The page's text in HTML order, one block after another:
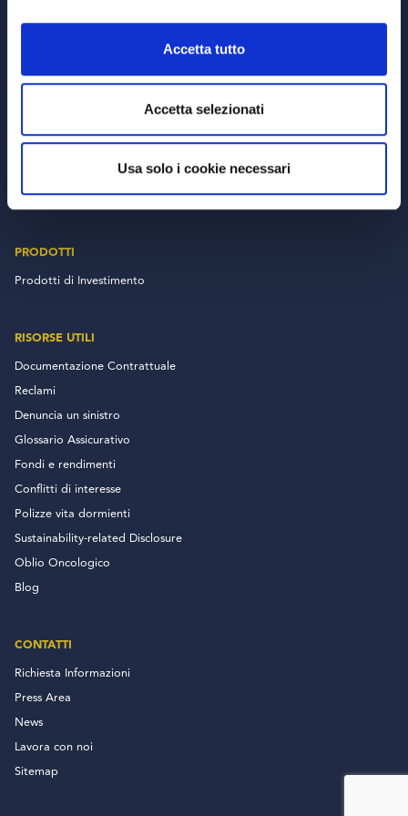
Accetta tutto
Accetta selezionati
Usa solo i cookie necessari
Whistleblowing Channel
MEDVIDA Partners
RETE DISTRIBUTIVA
PRODOTTI
Prodotti di Investimento
RISORSE UTILI
Documentazione Contrattuale
Reclami
Denuncia un sinistro
Glossario Assicurativo
Fondi e rendimenti
Conflitti di interesse
Polizze vita dormienti
Sustainability-related Disclosure
Oblio Oncologico
Blog
CONTATTI
Richiesta Informazioni
Press Area
News
Lavora con noi
Sitemap